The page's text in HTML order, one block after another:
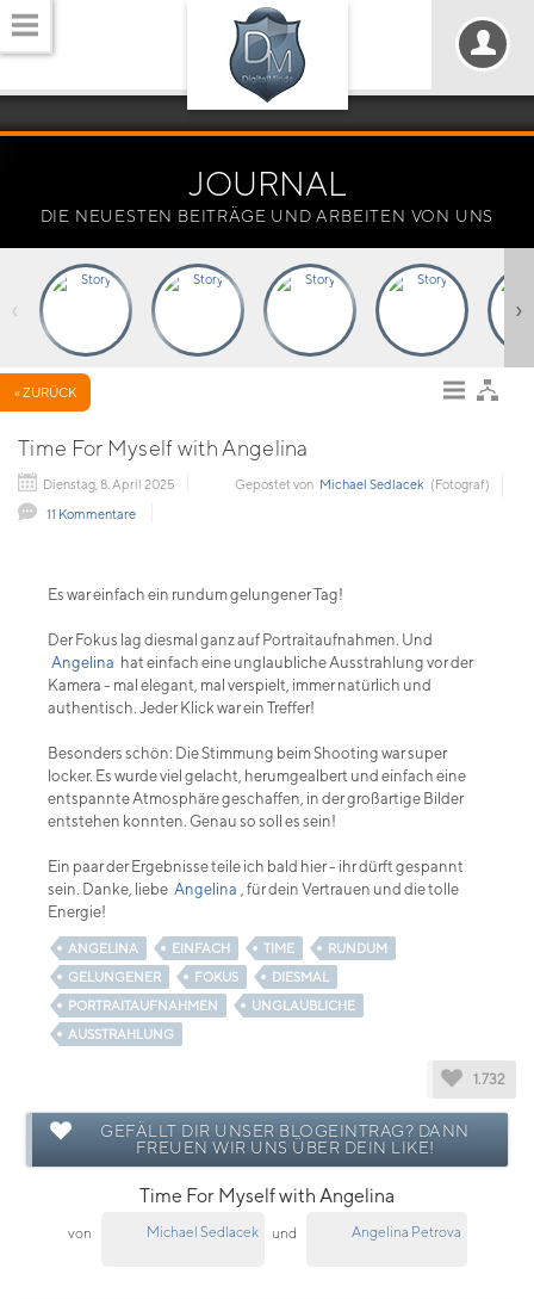
JOURNAL
DIE NEUESTEN BEITRÄGE UND ARBEITEN VON UNS
‹ ›
« ZURÜCK
Time For Myself with Angelina
Dienstag, 8. April 2025 Gepostet von Michael Sedlacek (Fotograf)
11 Kommentare
Es war einfach ein rundum gelungener Tag!
Der Fokus lag diesmal ganz auf Portraitaufnahmen. Und
Angelina hat einfach eine unglaubliche Ausstrahlung vor der
Kamera - mal elegant, mal verspielt, immer natürlich und
authentisch. Jeder Klick war ein Treffer!
Besonders schön: Die Stimmung beim Shooting war super
locker. Es wurde viel gelacht, herumgealbert und einfach eine
entspannte Atmosphäre geschaffen, in der großartige Bilder
entstehen konnten. Genau so soll es sein!
Ein paar der Ergebnisse teile ich bald hier - ihr dürft gespannt
sein. Danke, liebe Angelina , für dein Vertrauen und die tolle
Energie!
ANGELINA EINFACH TIME
RUNDUM
GELUNGENER
FOKUS
DIESMAL
PORTRAITAUFNAHMEN
UNGLAUBLICHE
AUSSTRAHLUNG
1.732
GEFÄLLT DIR UNSER BLOGEINTRAG? DANN
FREUEN WIR UNS ÜBER DEIN LIKE!
Time For Myself with Angelina
von Michael Sedlacek und Angelina Petrova